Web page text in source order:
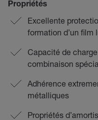
Propriétés
Excellente
formation d’un film
Capacité de
combinaison
Adhérence
métalliques
Propriétés